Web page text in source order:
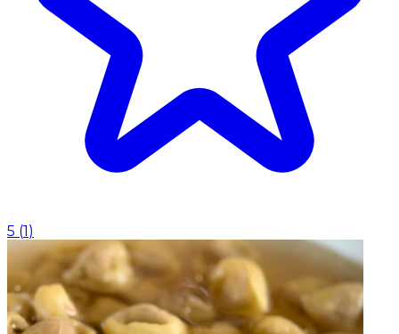
5 (1 )